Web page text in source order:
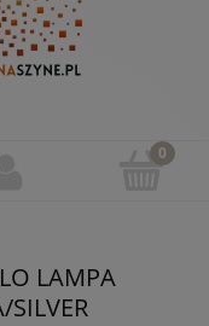
LAMPA
SILVER